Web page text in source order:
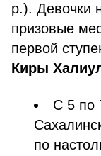
р.). Девочки
призовые
первой
Киры
С 5 по
по